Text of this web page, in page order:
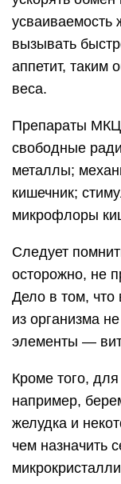
усваиваемость
вызывать
аппетит, таким
веса.
Препараты МКЦ
свободные
металлы;
кишечник;
микрофлоры
Следует
осторожно, не
Дело в том, что
из организма
элементы —
Кроме того,
например,
желудка и
чем назначить